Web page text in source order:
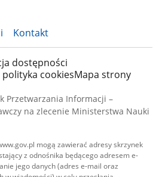
Kontakt
dostępności
cookiesMapa strony
Przetwarzania Informacji –
na zlecenie Ministerstwa Nauki
mogą zawierać adresy skrzynek
z odnośnika będącego adresem e-
jego danych (adres e-mail oraz